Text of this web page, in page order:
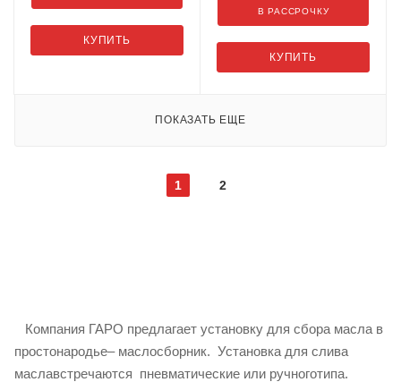
КУПИТЬ
КУПИТЬ
В РАССРОЧКУ
ПОКАЗАТЬ ЕЩЕ
1 2
Компания ГАРО предлагает установку для сбора масла в
простонародье– маслосборник. Установка для слива
маславстречаются пневматические или ручноготипа.